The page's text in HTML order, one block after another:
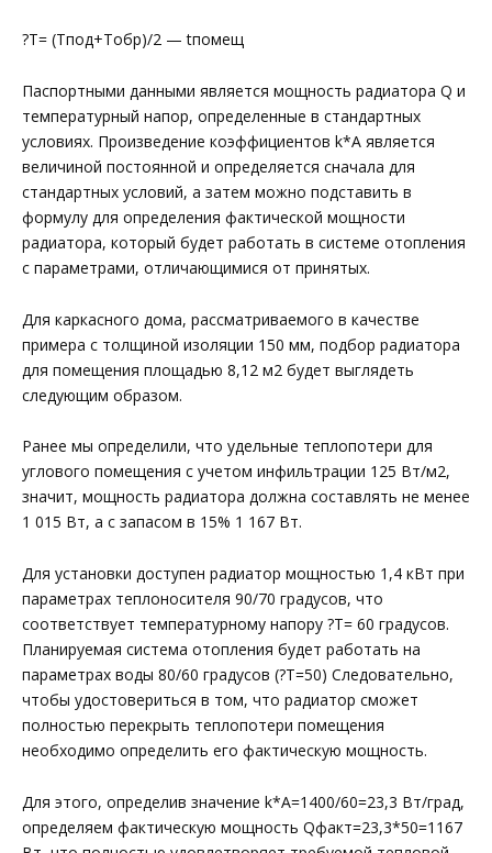
?T= (Тпод+Тобр)/2 — tпомещ
Паспортными данными является мощность радиатора Q и
температурный напор, определенные в стандартных
условиях. Произведение коэффициентов k*A является
величиной постоянной и определяется сначала для
стандартных условий, а затем можно подставить в
формулу для определения фактической мощности
радиатора, который будет работать в системе отопления
с параметрами, отличающимися от принятых.
Для каркасного дома, рассматриваемого в качестве
примера с толщиной изоляции 150 мм, подбор радиатора
для помещения площадью 8,12 м2 будет выглядеть
следующим образом.
Ранее мы определили, что удельные теплопотери для
углового помещения с учетом инфильтрации 125 Вт/м2,
значит, мощность радиатора должна составлять не менее
1 015 Вт, а с запасом в 15% 1 167 Вт.
Для установки доступен радиатор мощностью 1,4 кВт при
параметрах теплоносителя 90/70 градусов, что
соответствует температурному напору ?T= 60 градусов.
Планируемая система отопления будет работать на
параметрах воды 80/60 градусов (?T=50) Следовательно,
чтобы удостовериться в том, что радиатор сможет
полностью перекрыть теплопотери помещения
необходимо определить его фактическую мощность.
Для этого, определив значение k*A=1400/60=23,3 Вт/град,
определяем фактическую мощность Qфакт=23,3*50=1167